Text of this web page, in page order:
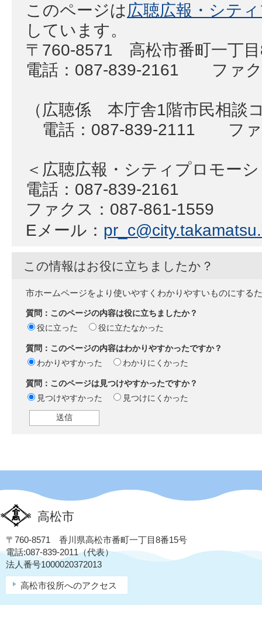
このページは広聴広報・シテ
しています。
〒760-8571 高松市番町一丁
電話：087-839-2161 ファク
（広聴係 本庁舎1階市民相談
電話：087-839-2111 ファ
＜広聴広報・シティプロモー
電話：087-839-2161
ファクス：087-861-1559
Eメール：
この情報はお役に立ちましたか？
市ホームページをより使いやすくわかりやすいものにする
質問：このページの内容は役に立ちましたか？
役に立った
役に立たなかった
質問：このページの内容はわかりやすかったですか？
わかりやすかった
わかりにくかった
質問：このページは見つけやすかったですか？
見つけやすかった
見つけにくかった
高松市
〒760-8571 香川県高松市番町一丁目8番15号
電話:087-839-2011（代表）
法人番号1000020372013
高松市役所へのアクセス